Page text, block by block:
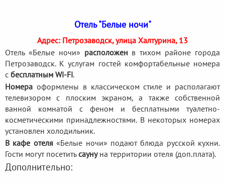
Отель "Белые ночи"
Адрес: Петрозаводск, улица Халтурина, 13
Отель «Белые ночи» расположен в тихом районе города
Петрозаводск. К услугам гостей комфортабельные номера
с бесплатным Wi-Fi.
Номера оформлены в классическом стиле и располагают
телевизором с плоским экраном, а также собственной
ванной комнатой с феном и бесплатными туалетно-
косметическими принадлежностями. В некоторых номерах
установлен холодильник.
В кафе отеля«Белые ночи» подают блюда русской кухни.
Гости могут посетитьсаунуна территории отеля (доп.плата).
Дополнительно: